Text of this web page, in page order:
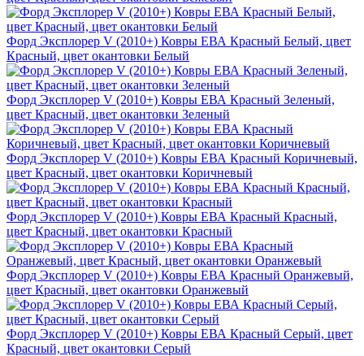
Форд Эксплорер V (2010+) Ковры ЕВА Красный Белый, цвет
Красный, цвет окантовки Белый
Форд Эксплорер V (2010+) Ковры ЕВА Красный Зеленый,
цвет Красный, цвет окантовки Зеленый
Форд Эксплорер V (2010+) Ковры ЕВА Красный Коричневый,
цвет Красный, цвет окантовки Коричневый
Форд Эксплорер V (2010+) Ковры ЕВА Красный Красный,
цвет Красный, цвет окантовки Красный
Форд Эксплорер V (2010+) Ковры ЕВА Красный Оранжевый,
цвет Красный, цвет окантовки Оранжевый
Форд Эксплорер V (2010+) Ковры ЕВА Красный Серый, цвет
Красный, цвет окантовки Серый